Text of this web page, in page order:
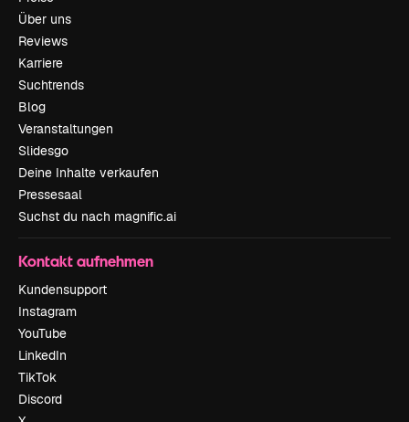
Über uns
Reviews
Karriere
Suchtrends
Blog
Veranstaltungen
Slidesgo
Deine Inhalte verkaufen
Pressesaal
Suchst du nach magnific.ai
Kontakt aufnehmen
Kundensupport
Instagram
YouTube
LinkedIn
TikTok
Discord